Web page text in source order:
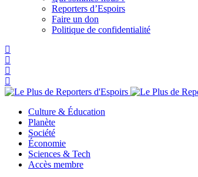
Reporters d’Espoirs
Faire un don
Politique de confidentialité
Culture & Éducation
Planète
Société
Économie
Sciences & Tech
Accès membre